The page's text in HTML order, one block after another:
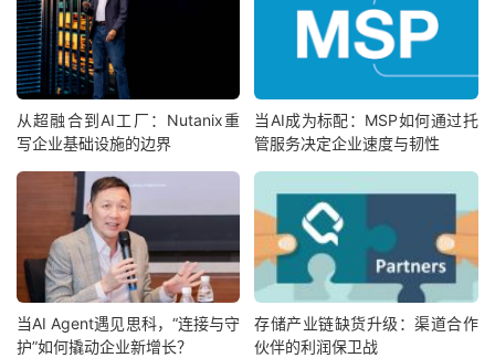
从超融合到AI工厂：Nutanix重
写企业基础设施的边界
当AI成为标配：MSP如何通过托
管服务决定企业速度与韧性
当AI Agent遇见思科，“连接与守
护”如何撬动企业新增长？
存储产业链缺货升级：渠道合作
伙伴的利润保卫战